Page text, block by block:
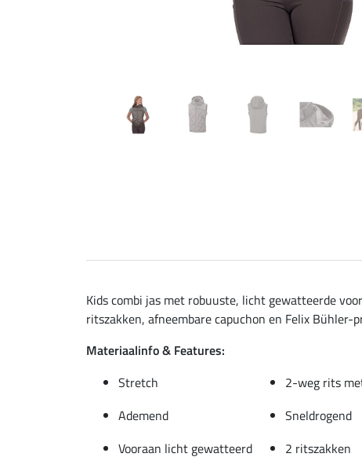
Kids combi jas met robuuste, licht gewatteerde
ritszakken, afneembare capuchon en Felix Bühler-
Materiaalinfo & Features:
Stretch
2-weg rits
Ademend
Sneldrogend
Vooraan licht gewatteerd
2 ritszakken